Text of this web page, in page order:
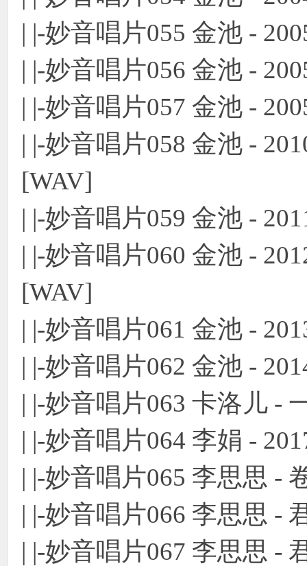
| |-妙音唱片055 金池 -
| |-妙音唱片056 金池 -
| |-妙音唱片057 金池 -
| |-妙音唱片058 金池 -
[WAV]
| |-妙音唱片059 金池 -
| |-妙音唱片060 金池 -
[WAV]
| |-妙音唱片061 金池 -
| |-妙音唱片062 金池 -
| |-妙音唱片063 卡洛儿 -
| |-妙音唱片064 李娟 -
| |-妙音唱片065 李思思 -
| |-妙音唱片066 李思思 -
| |-妙音唱片067 李思思 -